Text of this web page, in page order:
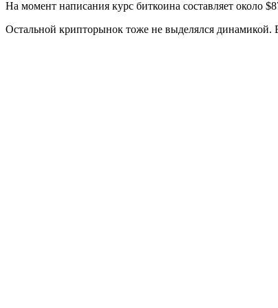
На момент написания курс биткоина составляет около
Остальной крипторынок тоже не выделялся динамикой.